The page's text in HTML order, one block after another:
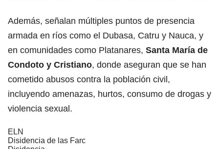
Además, señalan múltiples puntos de presencia
armada en ríos como el Dubasa, Catru y Nauca, y
en comunidades como Platanares, Santa María de
Condoto y Cristiano, donde aseguran que se han
cometido abusos contra la población civil,
incluyendo amenazas, hurtos, consumo de drogas y
violencia sexual.
ELN
Disidencia de las Farc